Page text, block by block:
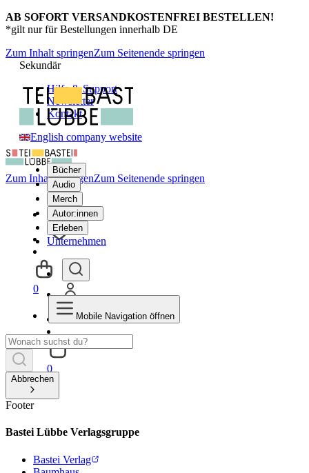
AB SOFORT VERSANDKOSTENFREI BESTELLEN!
*gilt nur für Bestellungen innerhalb DE
Zum Inhalt springenZum Seitenende springen
Sekundär
Hilfe & Support
Newsletter
Kontakt
English company website
Bücher
Audio
Merch
Autor:innen
Erleben
Unternehmen
0
Zum Inhalt springenZum Seitenende springen
0
Mobile Navigation öffnen
Abbrechen
Footer
Bastei Lübbe Verlagsgruppe
Bastei Verlag